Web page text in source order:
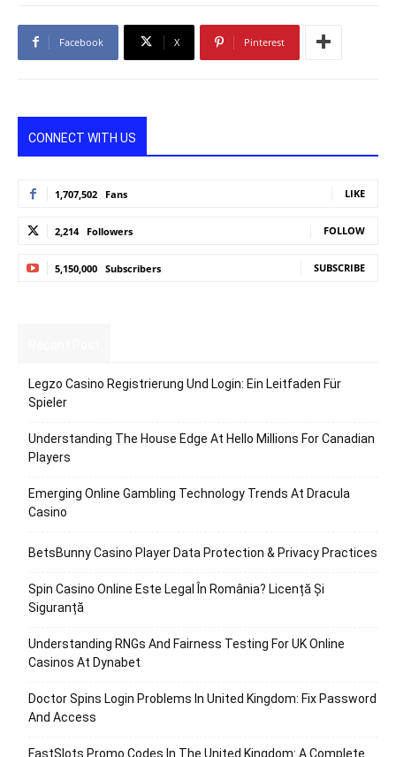
Facebook X Pinterest
CONNECT WITH US
1,707,502 Fans LIKE
2,214 Followers FOLLOW
5,150,000 Subscribers SUBSCRIBE
Legzo Casino Registrierung Und Login: Ein Leitfaden Für
Spieler
Understanding The House Edge At Hello Millions For Canadian
Players
Emerging Online Gambling Technology Trends At Dracula
Casino
BetsBunny Casino Player Data Protection & Privacy Practices
Spin Casino Online Este Legal În România? Licență Și
Siguranță
Understanding RNGs And Fairness Testing For UK Online
Casinos At Dynabet
Doctor Spins Login Problems In United Kingdom: Fix Password
And Access
FastSlots Promo Codes In The United Kingdom: A Complete